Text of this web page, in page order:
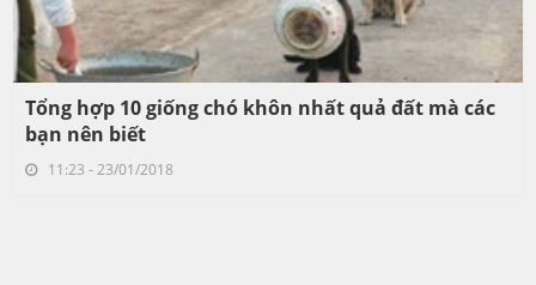
Tổng hợp 10 giống chó khôn nhất quả đất mà các
bạn nên biết
11:23 - 23/01/2018